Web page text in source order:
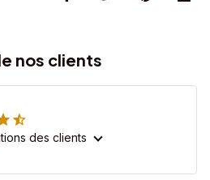
nos clients
des clients